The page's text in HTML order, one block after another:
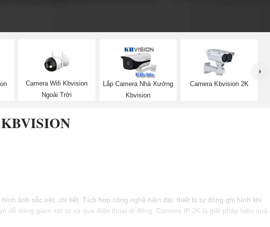
Camera Wifi Kbvision
Ngoài Trời
Lắp Camera Nhà Xưởng
Kbvision
Camera Kbvision 2K
ảnh sắc nét, chi tiết. Tích hợp công nghệ hiện đại, thiết bị tự động ghi hình khi
dễ dàng giám sát từ xa qua điện thoại di động. Camera IP 2K là giải pháp hiệu quả